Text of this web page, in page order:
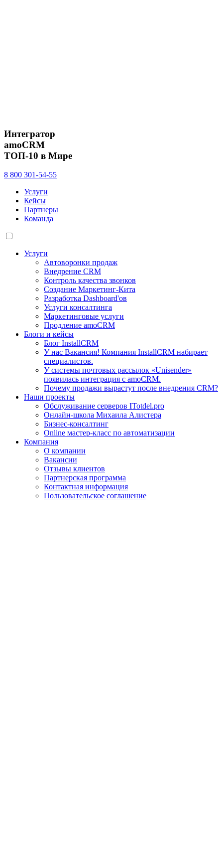
Интегратор
amoCRM
ТОП-10 в Мире
8 800 301-54-55
Услуги
Кейсы
Партнеры
Команда
Услуги
Автоворонки продаж
Внедрение CRM
Контроль качества звонков
Создание Маркетинг-Кита
Разработка Dashboard'ов
Услуги консалтинга
Маркетинговые услуги
Продление amoCRM
Блоги и кейсы
Блог InstallCRM
У нас Вакансия! Компания InstallCRM набирает
специалистов.
У системы почтовых рассылок «Unisender»
появилась интеграция с amoCRM.
Почему продажи вырастут после внедрения CRM?
Наши проекты
Обслуживание серверов ITotdel.pro
Онлайн-школа Михаила Алистера
Бизнес-консалтинг
Online мастер-класс по автоматизации
Компания
О компании
Вакансии
Отзывы клиентов
Партнерская программа
Контактная информация
Пользовательское соглашение